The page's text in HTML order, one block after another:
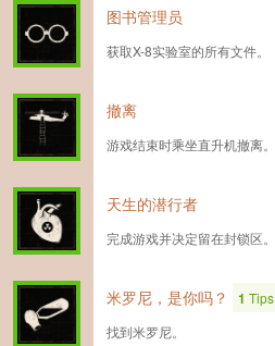
图书管理员
获取X-8实验室的所有文件。
撤离
游戏结束时乘坐直升机撤离。
天生的潜行者
完成游戏并决定留在封锁区。
米罗尼，是你吗？ 1 Tips
找到米罗尼。